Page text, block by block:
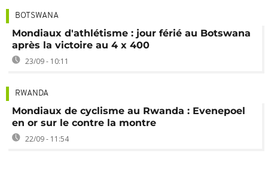
BOTSWANA
Mondiaux d'athlétisme : jour férié au Botswana
après la victoire au 4 x 400
23/09 - 10:11
RWANDA
Mondiaux de cyclisme au Rwanda : Evenepoel
en or sur le contre la montre
22/09 - 11:54